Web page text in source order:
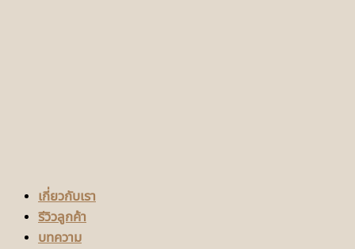
เกี่ยวกับเรา
รีวิวลูกค้า
บทความ